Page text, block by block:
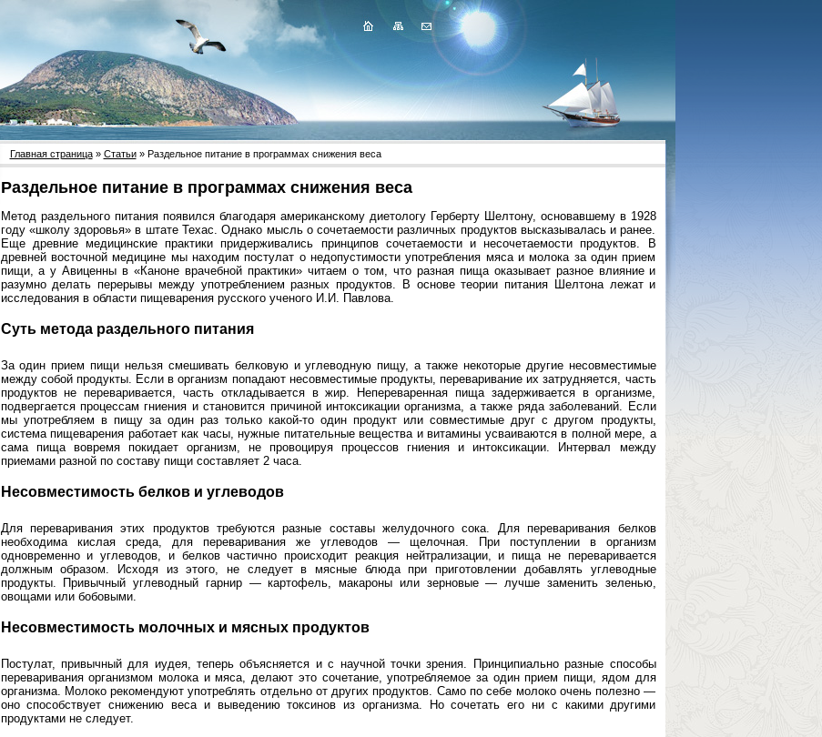
Главная страница» Статьи» Раздельное питание в программах снижения веса
Раздельное питание в программах снижения веса
Метод раздельного питания появился благодаря американскому диетологу Герберту Шелтону, основавшему в 1928
году «школу здоровья» в штате Техас. Однако мысль о сочетаемости различных продуктов высказывалась и ранее.
Еще древние медицинские практики придерживались принципов сочетаемости и несочетаемости продуктов. В
древней восточной медицине мы находим постулат о недопустимости употребления мяса и молока за один прием
пищи, а у Авиценны в «Каноне врачебной практики» читаем о том, что разная пища оказывает разное влияние и
разумно делать перерывы между употреблением разных продуктов. В основе теории питания Шелтона лежат и
исследования в области пищеварения русского ученого И.И. Павлова.
Суть метода раздельного питания
За один прием пищи нельзя смешивать белковую и углеводную пищу, а также некоторые другие несовместимые
между собой продукты. Если в организм попадают несовместимые продукты, переваривание их затрудняется, часть
продуктов не переваривается, часть откладывается в жир. Непереваренная пища задерживается в организме,
подвергается процессам гниения и становится причиной интоксикации организма, а также ряда заболеваний. Если
мы употребляем в пищу за один раз только какой-то один продукт или совместимые друг с другом продукты,
система пищеварения работает как часы, нужные питательные вещества и витамины усваиваются в полной мере, а
сама пища вовремя покидает организм, не провоцируя процессов гниения и интоксикации. Интервал между
приемами разной по составу пищи составляет 2 часа.
Несовместимость белков и углеводов
Для переваривания этих продуктов требуются разные составы желудочного сока. Для переваривания белков
необходима кислая среда, для переваривания же углеводов — щелочная. При поступлении в организм
одновременно и углеводов, и белков частично происходит реакция нейтрализации, и пища не переваривается
должным образом. Исходя из этого, не следует в мясные блюда при приготовлении добавлять углеводные
продукты. Привычный углеводный гарнир — картофель, макароны или зерновые — лучше заменить зеленью,
овощами или бобовыми.
Несовместимость молочных и мясных продуктов
Постулат, привычный для иудея, теперь объясняется и с научной точки зрения. Принципиально разные способы
переваривания организмом молока и мяса, делают это сочетание, употребляемое за один прием пищи, ядом для
организма. Молоко рекомендуют употреблять отдельно от других продуктов. Само по себе молоко очень полезно —
оно способствует снижению веса и выведению токсинов из организма. Но сочетать его ни с какими другими
продуктами не следует.